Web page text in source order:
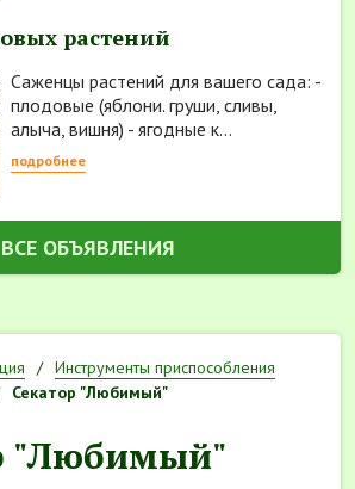
растений
Саженцы растений для вашего сада: -
плодовые (яблони. груши, сливы,
алыча, вишня) - ягодные к...
подробнее
ВСЕ ОБЪЯВЛЕНИЯ
Инструменты приспособления
Секатор "Любимый"
"Любимый"